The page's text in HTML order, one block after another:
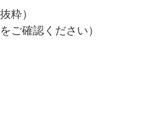
粋）
ご確認ください）